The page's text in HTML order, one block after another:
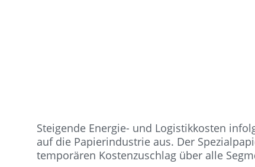
Steigende Energie- und Logistikkosten
auf die Papierindustrie aus. Der
temporären Kostenzuschlag über alle